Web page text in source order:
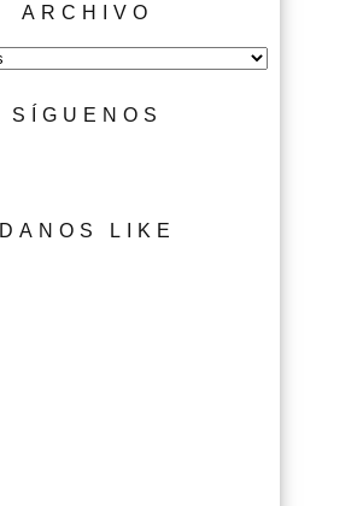
ARCHIVO
SÍGUENOS
DANOS LIKE